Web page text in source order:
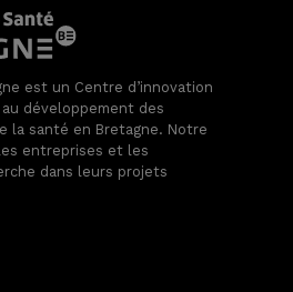
est un Centre d’innovation
développement des
la santé en Bretagne. Notre
entreprises et les
dans leurs projets